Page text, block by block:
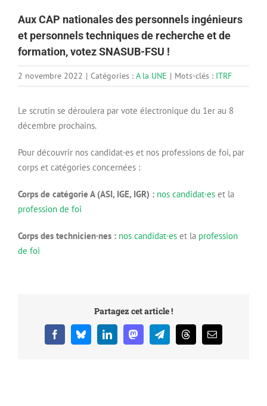
Aux CAP nationales des personnels ingénieurs
et personnels techniques de recherche et de
formation, votez SNASUB-FSU !
2 novembre 2022 | Catégories : A la UNE | Mots-clés : ITRF
Le scrutin se déroulera par vote électronique du 1er au 8
décembre prochains.
Pour découvrir nos candidat·es et nos professions de foi, par
corps et catégories concernées :
Corps de catégorie A (ASI, IGE, IGR) : nos candidat·es et la
profession de foi
Corps des technicien·nes : nos candidat·es et la profession
de foi
Partagez cet article !
FacebookBlueskyLinkedInMastodonTelegramThreadsEmail